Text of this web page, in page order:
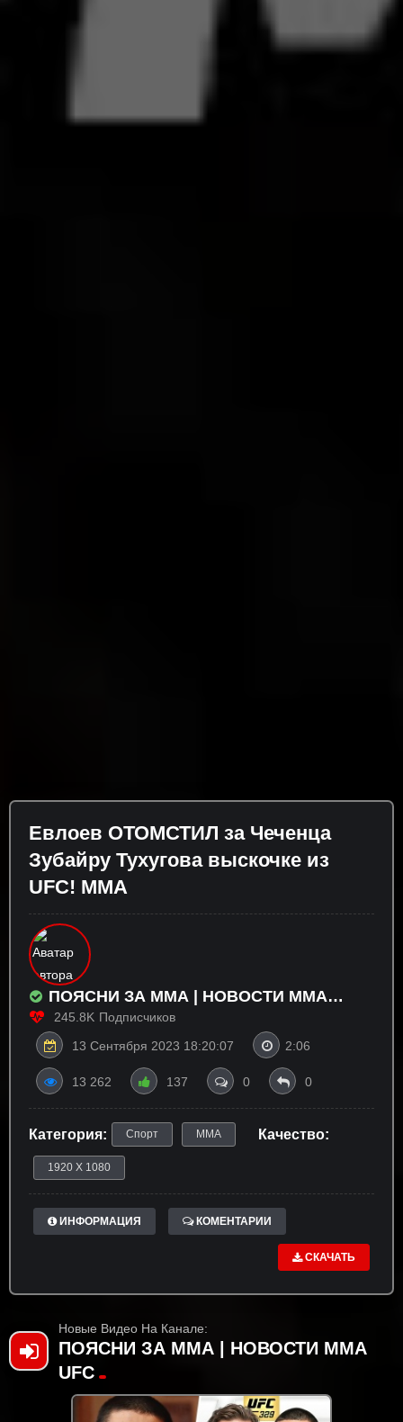
Евлоев ОТОМСТИЛ за Чеченца
Зубайру Тухугова выскочке из
UFC! ММА
ПОЯСНИ ЗА ММА | НОВОСТИ MMA
UFC245.8K Подписчиков
13 Сентября 2023 18:20:07
2:06
13 262 137 0 0
Категория: Спорт ММА Качество:
1920 X 1080
ИНФОРМАЦИЯ КОМЕНТАРИИ
СКАЧАТЬ
Новые Видео На Канале:
ПОЯСНИ ЗА ММА | НОВОСТИ MMA
UFC